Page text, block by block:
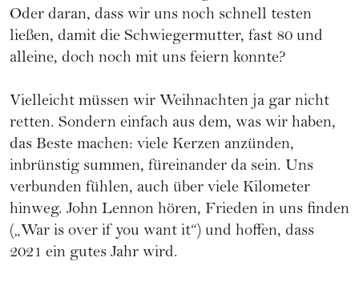
Oder daran, dass wir uns noch schnell testen
ließen, damit die Schwiegermutter, fast 80 und
alleine, doch noch mit uns feiern konnte?
Vielleicht müssen wir Weihnachten ja gar nicht
retten. Sondern einfach aus dem, was wir haben,
das Beste machen: viele Kerzen anzünden,
inbrünstig summen, füreinander da sein. Uns
verbunden fühlen, auch über viele Kilometer
hinweg. John Lennon hören, Frieden in uns finden
(„War is over if you want it“) und hoffen, dass
2021 ein gutes Jahr wird.